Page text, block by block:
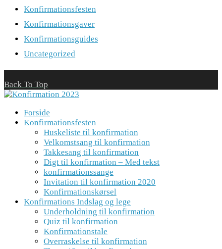
Konfirmationsfesten
Konfirmationsgaver
Konfirmationsguides
Uncategorized
Back To Top
Forside
Konfirmationsfesten
Huskeliste til konfirmation
Velkomstsang til konfirmation
Takkesang til konfirmation
Digt til konfirmation – Med tekst
konfirmationssange
Invitation til konfirmation 2020
Konfirmationskørsel
Konfirmations Indslag og lege
Underholdning til konfirmation
Quiz til konfirmation
Konfirmationstale
Overraskelse til konfirmation